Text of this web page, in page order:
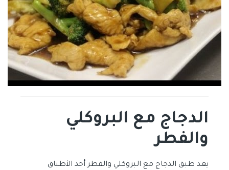
الدجاج مع البروكلي
والفطر
يعد طبق الدجاج مع البروكلي والفطر أحد الأطباق